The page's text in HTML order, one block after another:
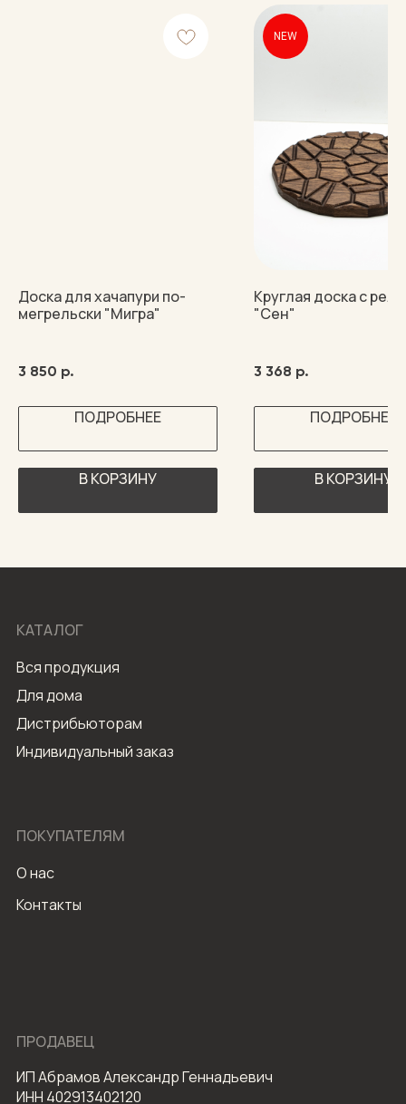
Доска для хачапури по-
мегрельски "Мигра"
3 850 р.
ПОДРОБНЕЕ
В КОРЗИНУ
NEW
Круглая доска с
"Сен"
3 368 р.
ПОДРОБНЕЕ
В КОРЗИНУ
Вся продукция
О нас
Индивидуальный заказ
Дистрибьюторам
Для дома
ПРОДАВЕЦ
ИП Абрамов Александр Геннадьевич
ИНН 402913402120
КАТАЛОГ
ПОКУПАТЕЛЯМ
Контакты